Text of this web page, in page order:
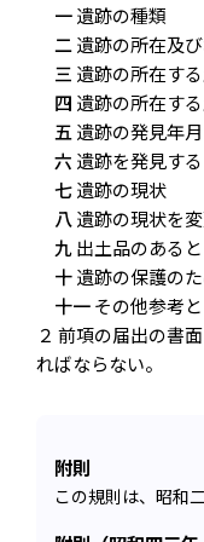
一遺跡の種類
二遺跡の所在及
三 遺跡の所在す
四 遺跡の所在す
五 遺跡の発見年
六 遺跡を発見す
七遺跡の現状
八 遺跡の現状を
九出土品のある
十遺跡の保護の
十一その他参考
２ 前項の届出の書
ればならない。
附則
この規則は、昭和